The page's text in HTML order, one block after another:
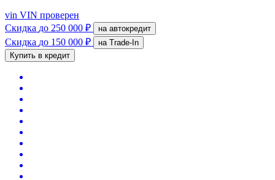
vin VIN проверен
Скидка до 250 000 ₽ на автокредит
Скидка до 150 000 ₽
на Trade-In
Купить в кредит